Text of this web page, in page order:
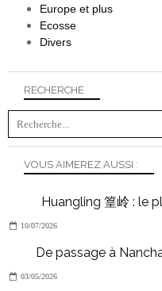
RECHERCHE
VOUS AIMEREZ AUSSI :
Huangling 篁岭 : le
10/07/2026
De passage à
03/05/2026
Europe et plus
Ecosse
Divers